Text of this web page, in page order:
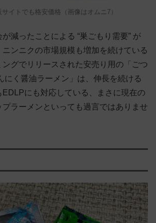
イトでも格安価格（画像はオムニ7）
減ったことによる “巣ごもり需要” が
ンニクの市場規模も増加を続けている
グでリリースされた安売り用の「ごつ
にく醤油ラーメン」は、伸長を続ける
EDLPにも対応している、まさに現在の
プラーメンといっても過言ではありませ